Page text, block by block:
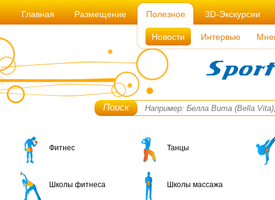
Главная Размещение Полезное
Новости Интервью
3D-Экскурсии
Поиск
Фитнес Танцы
Школы фитнеса Школы массажа